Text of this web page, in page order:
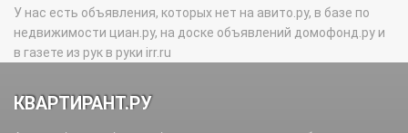
У нас есть объявления, которых нет на авито.ру, в базе по
недвижимости циан.ру, на доске объявлений домофонд.ру и
в газете из рук в руки irr.ru
КВАРТИРАНТ.РУ